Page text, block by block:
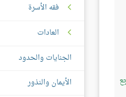
فقه الأسرة
العادات
الجنايات والحدود
الأيمان والنذور